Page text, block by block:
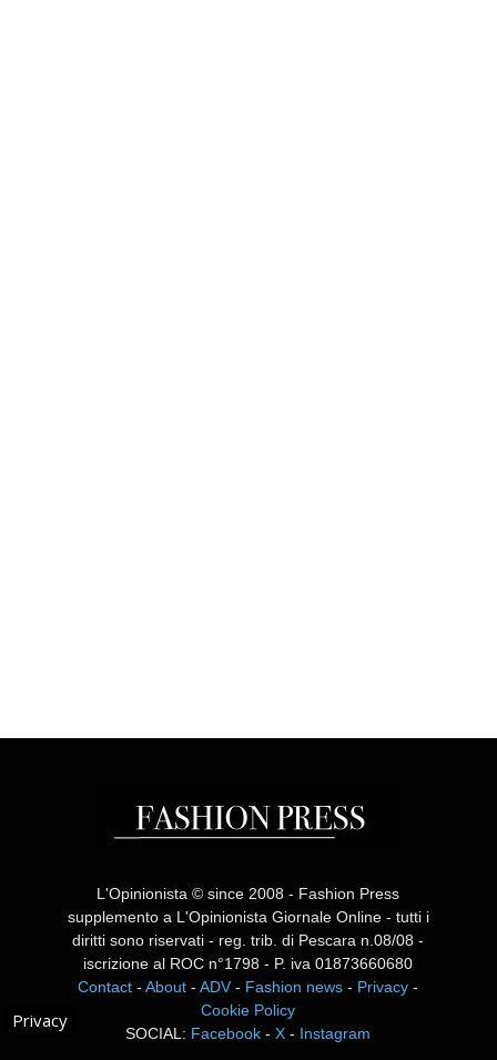
L'Opinionista © since 2008 - Fashion Press
supplemento a L'Opinionista Giornale Online - tutti i
diritti sono riservati - reg. trib. di Pescara n.08/08 -
iscrizione al ROC n°1798 - P. iva 01873660680
Contact -About -ADV - Fashion news - Privacy -
Cookie Policy
SOCIAL: Facebook -X - Instagram
Privacy